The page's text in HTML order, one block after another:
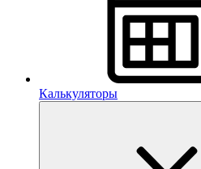
Калькуляторы